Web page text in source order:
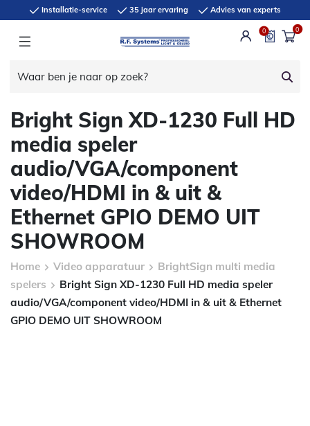
Installatie-service 35 jaar ervaring Advies van experts
0 0
Bright Sign XD-1230 Full HD
media speler
audio/VGA/component
video/HDMI in & uit &
Ethernet GPIO DEMO UIT
SHOWROOM
Home Video apparatuur
BrightSign multi media
spelers
Bright Sign XD-1230 Full HD media speler
audio/VGA/component video/HDMI in & uit & Ethernet
GPIO DEMO UIT SHOWROOM